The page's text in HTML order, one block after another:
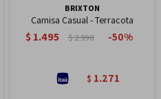
BRIXTON
Camisa Casual - Terracota
$ 1.495 $2.990 50
$ 1.271